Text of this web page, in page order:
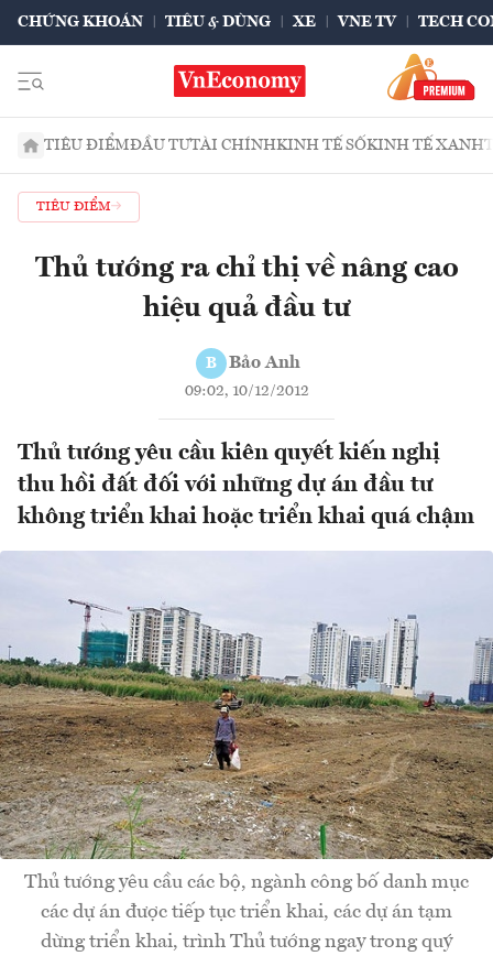
CHỨNG KHOÁN TIÊU & DÙNG XE VNE TV TECH
TIÊU ĐIỂMĐẦU TƯTÀI CHÍNHKINH TẾ SỐKINH TẾ XANH
TIÊU ĐIỂM
Thủ tướng ra chỉ thị về nâng cao
hiệu quả đầu tư
B Bảo Anh
09:02, 10/12/2012
Thủ tướng yêu cầu kiên quyết kiến nghị
thu hồi đất đối với những dự án đầu tư
không triển khai hoặc triển khai quá chậm
Thủ tướng yêu cầu các bộ, ngành công bố danh mục
các dự án được tiếp tục triển khai, các dự án tạm
dừng triển khai, trình Thủ tướng ngay trong quý